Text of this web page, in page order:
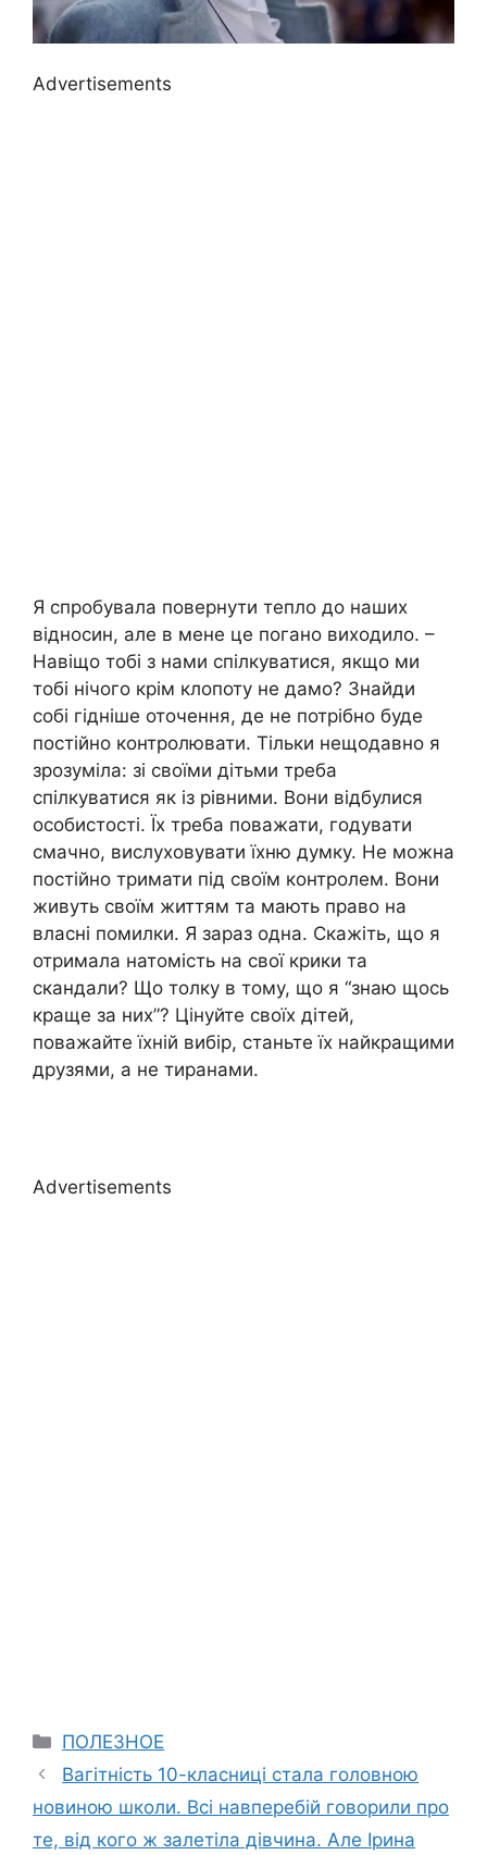
Advertisements
Я спробувала повернути тепло до наших
відносин, але в мене це погано виходило. –
Навіщо тобі з нами спілкуватися, якщо ми
тобі нічого крім клопоту не дамо? Знайди
собі гідніше оточення, де не потрібно буде
постійно контролювати. Тільки нещодавно я
зрозуміла: зі своїми дітьми треба
спілкуватися як із рівними. Вони відбулися
особистості. Їх треба поважати, годувати
смачно, вислуховувати їхню думку. Не можна
постійно тримати під своїм контролем. Вони
живуть своїм життям та мають право на
власні помилки. Я зараз одна. Скажіть, що я
отримала натомість на свої крики та
скандали? Що толку в тому, що я “знаю щось
краще за них”? Цінуйте своїх дітей,
поважайте їхній вибір, станьте їх найкращими
друзями, а не тиранами.
Advertisements
Categories
ПОЛЕЗНОЕ
Вагітність 10-класниці стала головною
новиною школи. Всі навперебій говорили про
те, від кого ж залeтіла дівчина. Але Ірина